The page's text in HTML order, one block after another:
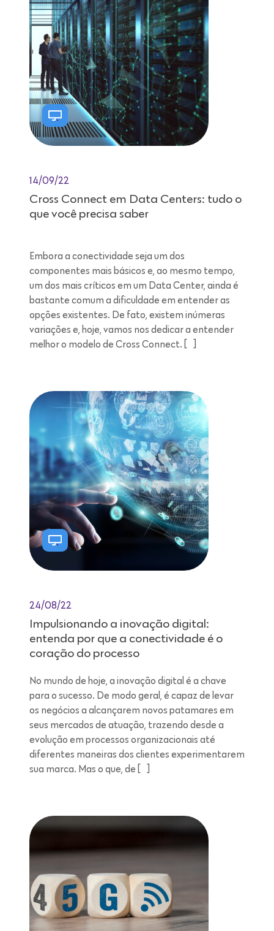
14/09/22
Cross Connect em Data Centers: tudo o
que você precisa saber
Embora a conectividade seja um dos
componentes mais básicos e, ao mesmo tempo,
um dos mais críticos em um Data Center, ainda é
bastante comum a dificuldade em entender as
opções existentes. De fato, existem inúmeras
variações e, hoje, vamos nos dedicar a entender
melhor o modelo de Cross Connect. […]
24/08/22
Impulsionando a inovação digital:
entenda por que a conectividade é o
coração do processo
No mundo de hoje, a inovação digital é a chave
para o sucesso. De modo geral, é capaz de levar
os negócios a alcançarem novos patamares em
seus mercados de atuação, trazendo desde a
evolução em processos organizacionais até
diferentes maneiras dos clientes experimentarem
sua marca. Mas o que, de […]